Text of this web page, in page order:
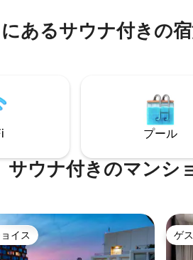
に対応。 テニスコートにはピ
ルのコートラインがあり、リ
しいポーチと
ッドを設
あるサウナ付きの
プール
サウナ付きのマンシ
イス
イス ゲ
ゲ